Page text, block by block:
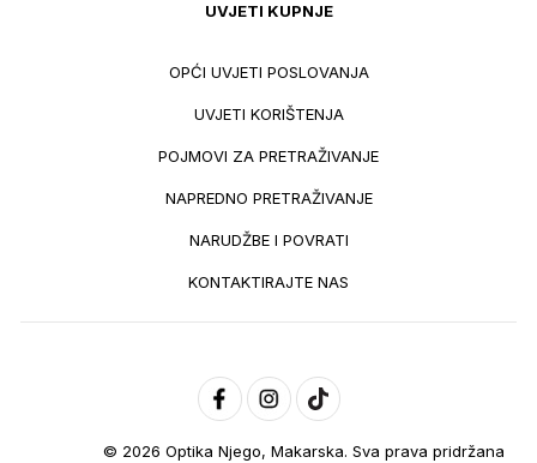
UVJETI KUPNJE
OPĆI UVJETI POSLOVANJA
UVJETI KORIŠTENJA
POJMOVI ZA PRETRAŽIVANJE
NAPREDNO PRETRAŽIVANJE
NARUDŽBE I POVRATI
KONTAKTIRAJTE NAS
© 2026 Optika Njego, Makarska. Sva prava pridržana